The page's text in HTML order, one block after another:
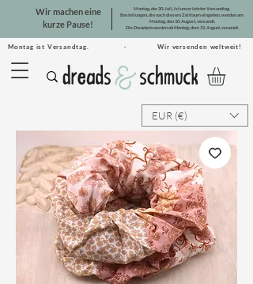
Montag ist Versandtag. · Wir versenden weltweit!
Wir machen eine
kurze Pause!
Montag, der 20. Juli, ist unser letzter Versandtag.
Bestellungen, die nach diesem Zeitraum eingehen, werden am
Montag, den 10. August, versandt.
Die Dreadsets werden ab Montag, dem 31. August, versandt.
EUR (€)